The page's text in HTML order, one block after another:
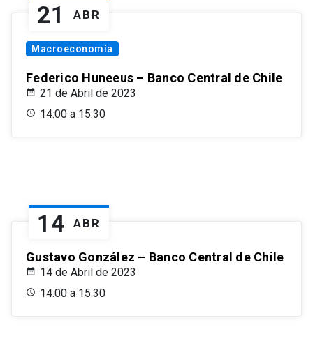
21 ABR
Macroeconomía
Federico Huneeus – Banco Central de Chile
21 de Abril de 2023
14:00 a 15:30
14 ABR
Gustavo González – Banco Central de Chile
14 de Abril de 2023
14:00 a 15:30